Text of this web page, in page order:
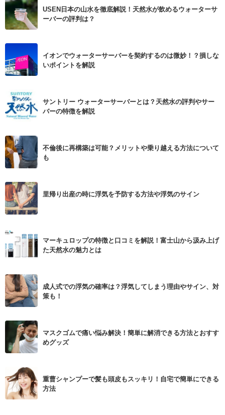
USEN日本の山水を徹底解説！天然水が飲めるウォーターサ
ーバーの評判は？
イオンでウォーターサーバーを契約するのは微妙！？損しな
いポイントを解説
サントリー ウォーターサーバーとは？天然水の評判やサー
バーの特徴を解説
不倫後に再構築は可能？メリットや乗り越える方法について
も
里帰り出産の時に浮気を予防する方法や浮気のサイン
マーキュロップの特徴と口コミを解説！富士山から汲み上げ
た天然水の魅力とは
成人式での浮気の確率は？浮気してしまう理由やサイン、対
策も！
マスクゴムで痛い悩み解決！簡単に解消できる方法とおすす
めグッズ
重曹シャンプーで髪も頭皮もスッキリ！自宅で簡単にできる
方法